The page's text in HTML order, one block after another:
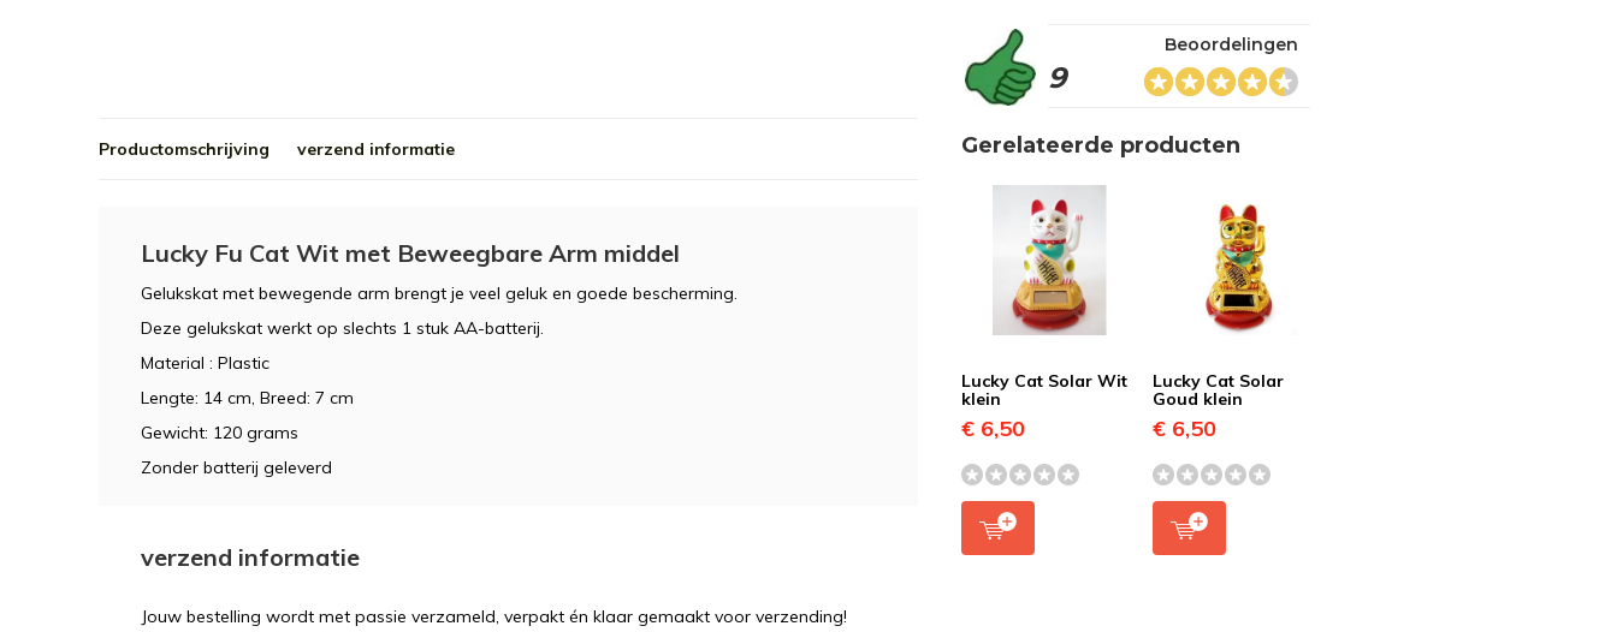
9
Beoordelingen
Productomschrijving verzend informatie
Lucky Fu Cat Wit met Beweegbare Arm middel
Gelukskat met bewegende arm brengt je veel geluk en goede bescherming.
Deze gelukskat werkt op slechts 1 stuk AA-batterij.
Material : Plastic
Lengte: 14 cm, Breed: 7 cm
Gewicht: 120 grams
Zonder batterij geleverd
verzend informatie
Jouw bestelling wordt met passie verzameld, verpakt én klaar gemaakt voor verzending!
Gerelateerde producten
Lucky Cat Solar Wit
klein
€ 6,50
Lucky Cat Solar
Goud klein
€ 6,50